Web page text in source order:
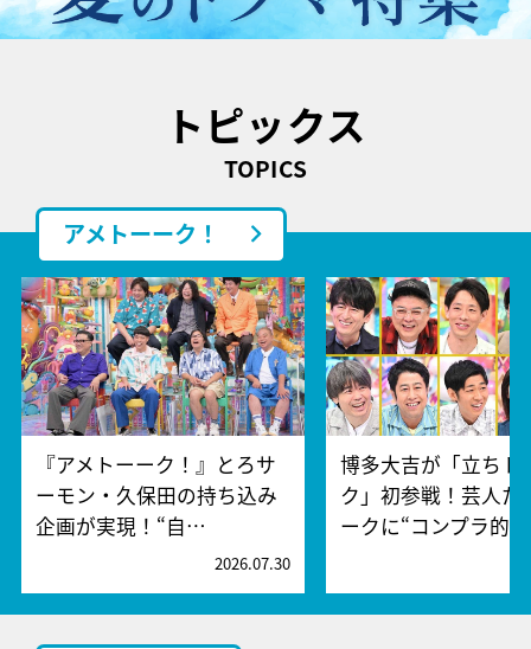
トピックス
TOPICS
アメトーーク！
『アメトーーク！』とろサ
ーモン・久保田の持ち込み
企画が実現！“自…
2026.07.30
博多大吉が「立ちト
ク」初参戦！芸人た
ークに“コンプラ的…